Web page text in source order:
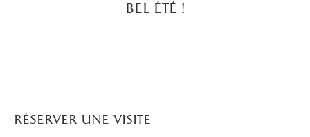
bel été !
réserver une visite